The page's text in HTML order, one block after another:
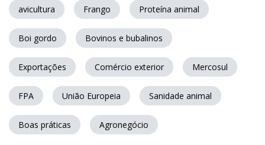
avicultura Frango Proteína animal
Boi gordo Bovinos e bubalinos
Exportações Comércio exterior Mercosul
FPA União Europeia Sanidade animal
Boas práticas Agronegócio